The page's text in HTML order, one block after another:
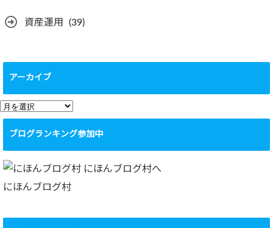
資産運用 (39)
アーカイブ
ア
ー
イ
ブ
ブログランキング参加中
にほんブログ村